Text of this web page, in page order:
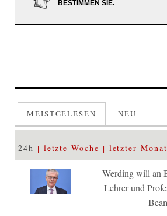
BESTIMMEN SIE.
MEISTGELESEN NEU
24h letzte Woche letzter Monat
Werding will an
Lehrer und